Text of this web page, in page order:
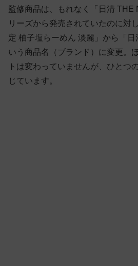
監修商品は、もれなく「日清 THE
リーズから発売されていたのに対
定 柚子塩らーめん 淡麗」から「日
いう商品名（ブランド）に変更。
トは変わっていませんが、ひとつ
じています。